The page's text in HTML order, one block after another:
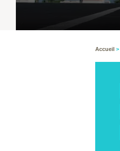
Accueil >